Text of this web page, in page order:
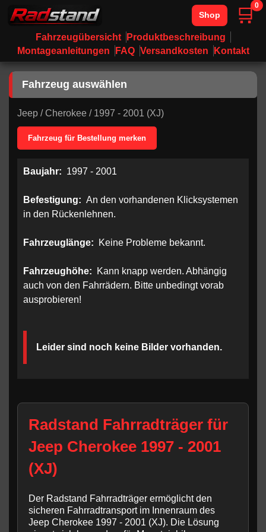
Fahrzeugübersicht
Produktbeschreibung
Montageanleitungen
FAQ Versandkosten Kontakt
Shop 🛒0
Fahrzeug auswählen
Jeep /Cherokee / 1997 - 2001 (XJ)
Fahrzeug für Bestellung merken
Baujahr: 1997 - 2001
Befestigung: An den vorhandenen Klicksystemen
in den Rückenlehnen.
Fahrzeuglänge: Keine Probleme bekannt.
Fahrzeughöhe:
Kann knapp werden. Abhängig
auch von den Fahrrädern. Bitte unbedingt vorab
ausprobieren!
Leider sind noch keine Bilder vorhanden.
Radstand Fahrradträger für
Jeep Cherokee 1997 - 2001
(XJ)
Der Radstand Fahrradträger ermöglicht den
sicheren Fahrradtransport im Innenraum des
Jeep Cherokee 1997 - 2001 (XJ). Die Lösung